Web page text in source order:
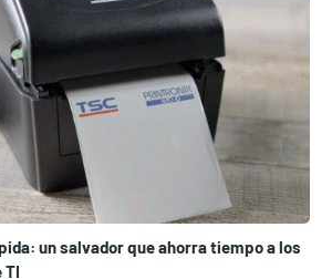
un salvador que ahorra tiempo a los
TI